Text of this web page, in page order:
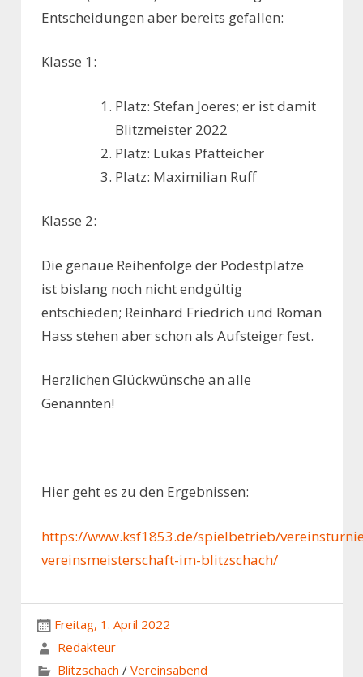
Entscheidungen aber bereits gefallen:
Klasse 1:
Platz: Stefan Joeres; er ist damit
Blitzmeister 2022
Platz: Lukas Pfatteicher
Platz: Maximilian Ruff
Klasse 2:
Die genaue Reihenfolge der Podestplätze
ist bislang noch nicht endgültig
entschieden; Reinhard Friedrich und Roman
Hass stehen aber schon als Aufsteiger fest.
Herzlichen Glückwünsche an alle
Genannten!
Hier geht es zu den Ergebnissen:
https://www.ksf1853.de/spielbetrieb/
vereinsmeisterschaft-im-blitzschach/
Freitag, 1. April 2022
Redakteur
Blitzschach / Vereinsabend